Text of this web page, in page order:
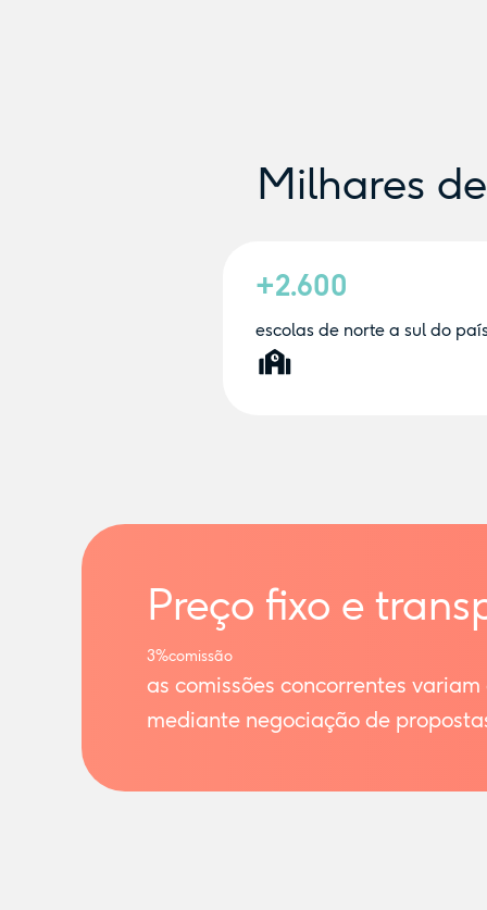
Milhares
+2.600
escolas de norte a sul do
Preço fixo e
3%comissão
as comissões concorrentes variam
mediante negociação de